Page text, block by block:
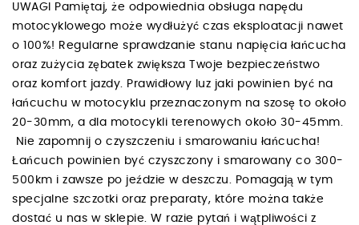
UWAGI Pamiętaj, że odpowiednia obsługa napędu
motocyklowego może wydłużyć czas eksploatacji nawet
o 100%! Regularne sprawdzanie stanu napięcia łańcucha
oraz zużycia zębatek zwiększa Twoje bezpieczeństwo
oraz komfort jazdy. Prawidłowy luz jaki powinien być na
łańcuchu w motocyklu przeznaczonym na szosę to około
20-30mm, a dla motocykli terenowych około 30-45mm.
Nie zapomnij o czyszczeniu i smarowaniu łańcucha!
Łańcuch powinien być czyszczony i smarowany co 300-
500km i zawsze po jeździe w deszczu. Pomagają w tym
specjalne szczotki oraz preparaty, które można także
dostać u nas w sklepie. W razie pytań i wątpliwości z